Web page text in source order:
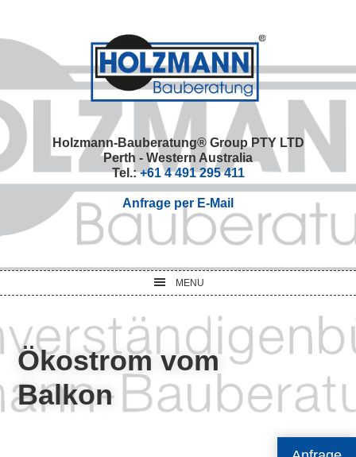
primary
primary
Holzmann-Bauberatung® Group PTY LTD
Perth - Western Australia
Tel.:+61 4 491 295 411
Anfrage per E-Mail
MENU
Ökostrom vom
Balkon